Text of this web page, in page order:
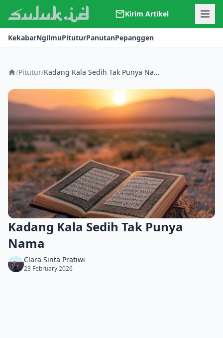
Kirim Artikel
Kerjasama
Kontak
KekabarNgilmuPituturPanutanPepanggen
/Pitutur/ Kadang Kala Sedih Tak Punya Nama
Kadang Kala Sedih Tak Punya
Nama
Clara Sinta Pratiwi
23 February 2026